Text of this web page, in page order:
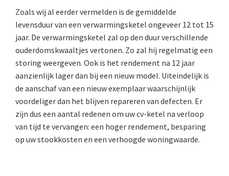
Zoals wij al eerder vermelden is de gemiddelde
levensduur van een verwarmingsketel ongeveer 12 tot 15
jaar. De verwarmingsketel zal op den duur verschillende
ouderdomskwaaltjes vertonen. Zo zal hij regelmatig een
storing weergeven. Ook is het rendement na 12 jaar
aanzienlijk lager dan bij een nieuw model. Uiteindelijk is
de aanschaf van een nieuw exemplaar waarschijnlijk
voordeliger dan het blijven repareren van defecten. Er
zijn dus een aantal redenen om uw cv-ketel na verloop
van tijd te vervangen: een hoger rendement, besparing
op uw stookkosten en een verhoogde woningwaarde.